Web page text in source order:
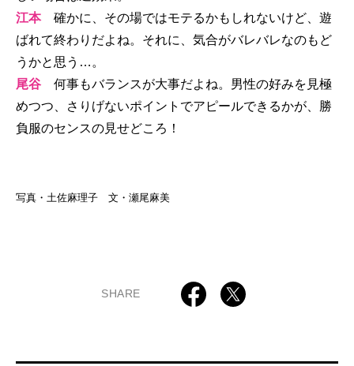
江本確かに、その場ではモテるかもしれないけど、遊
ばれて終わりだよね。それに、気合がバレバレなのもど
うかと思う…。
尾谷 何事もバランスが大事だよね。男性の好みを見極
めつつ、さりげないポイントでアピールできるかが、勝
負服のセンスの見せどころ！
写真・土佐麻理子 文・瀬尾麻美
SHARE